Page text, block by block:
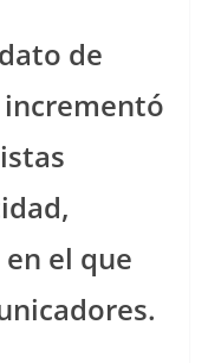
de
incrementó
el que